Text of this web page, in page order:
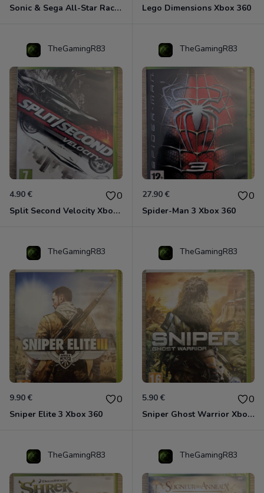
Sonic & Sega All-Star Racing - Transformed Xbox 360 Lego Dimensions Xbox 360
TheGamingR83
4.90 € 0
Split Second Velocity Xbox 360
TheGamingR83
27.90 € 0
Spider-Man 3 Xbox 360
TheGamingR83
9.90 € 0
Sniper Elite 3 Xbox 360
TheGamingR83
5.90 € 0
Sniper Ghost Warrior Xbox 360
TheGamingR83 TheGamingR83